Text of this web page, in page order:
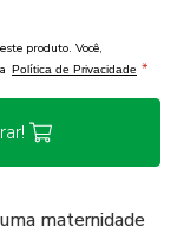
produto. Você,
Política de Privacidade *
maternidade